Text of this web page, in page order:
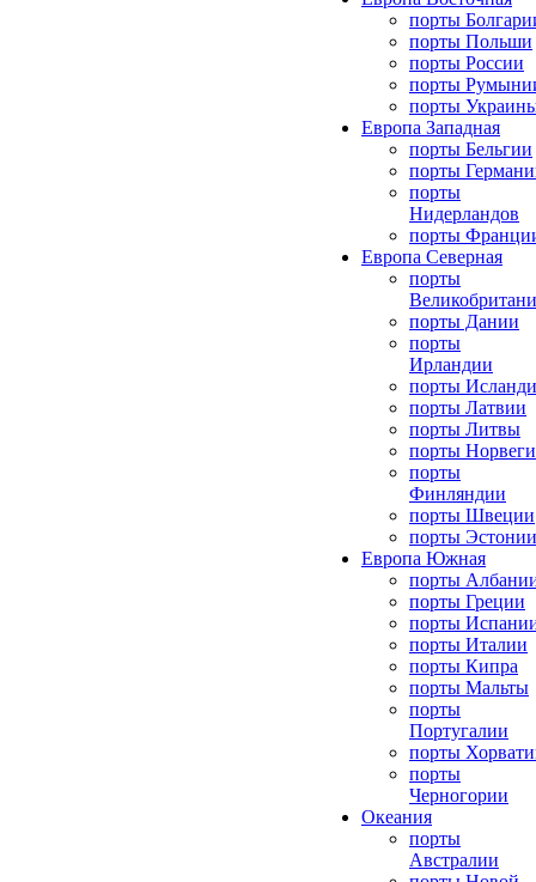
порты
порты Польши
порты России
порты
порты
Европа Западная
порты Бельгии
порты
порты
Нидерландов
порты
Европа Северная
порты
порты Дании
порты
Ирландии
порты
порты Латвии
порты Литвы
порты
порты
Финляндии
порты Швеции
порты Эстонии
Европа Южная
порты
порты Греции
порты
порты Италии
порты Кипра
порты Мальты
порты
Португалии
порты
порты
Черногории
Океания
порты
Австралии